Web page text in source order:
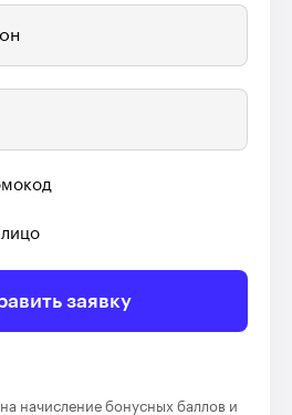
заявку
начисление бонусных баллов и